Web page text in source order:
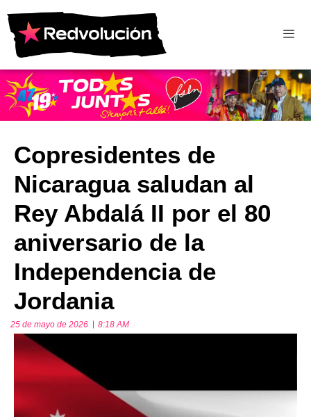
Copresidentes de
Nicaragua saludan al
Rey Abdalá II por el 80
aniversario de la
Independencia de
Jordania
25 de mayo de 2026 8:18 AM